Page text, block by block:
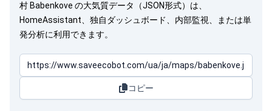
村 Babenkove の大気質データ（JSON形式）は、
HomeAssistant、独自ダッシュボード、内部監視、または単
発分析に利用できます。
コピー